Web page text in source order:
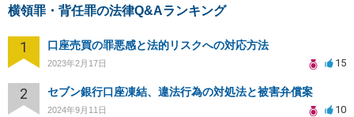
横領罪・背任罪の法律Q&Aランキング
1 口座売買の罪悪感と法的リスクへの対応方法
2023年2月17日 15
2 セブン銀行口座凍結、違法行為の対処法と被害弁償案
2024年9月11日 10